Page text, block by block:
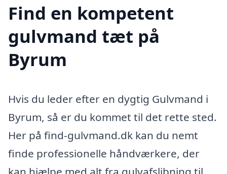
Find en kompetent
gulvmand tæt på
Byrum
Hvis du leder efter en dygtig Gulvmand i
Byrum, så er du kommet til det rette sted.
Her på find-gulvmand.dk kan du nemt
finde professionelle håndværkere, der